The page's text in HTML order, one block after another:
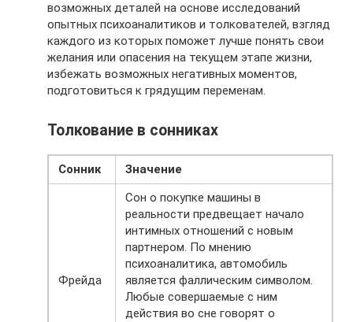
возможных деталей на основе исследований
опытных психоаналитиков и толкователей, взгляд
каждого из которых поможет лучше понять свои
желания или опасения на текущем этапе жизни,
избежать возможных негативных моментов,
подготовиться к грядущим переменам.
Толкование в сонниках
Сонник Значение
Фрейда
Сон о покупке машины в
реальности предвещает начало
интимных отношений с новым
партнером. По мнению
психоаналитика, автомобиль
является фаллическим символом.
Любые совершаемые с ним
действия во сне говорят о